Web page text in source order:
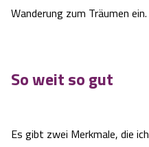
Wandern
Wanderung zum Träumen ein.
So weit so gut
Es gibt zwei Merkmale, die